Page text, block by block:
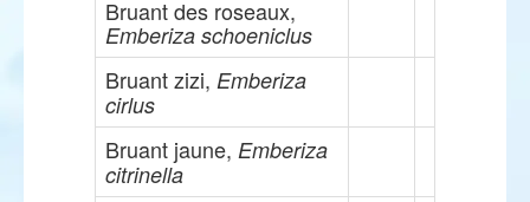
Bruant des roseaux,
Emberiza schoeniclus
Bruant zizi, Emberiza
cirlus
Bruant jaune, Emberiza
citrinella